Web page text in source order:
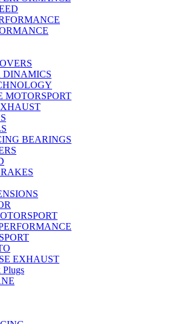
DINAMICS
MOTORSPORT
BEARINGS
EXHAUST